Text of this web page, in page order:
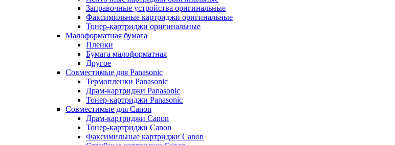
Заправочные устройства оригинальные
Факсимильные картриджи оригинальные
Тонер-картриджи оригинальные
Малоформатная бумага
Пленки
Бумага малоформатная
Другое
Совместимые для Panasonic
Термопленки Panasonic
Драм-картриджи Panasonic
Тонер-картриджи Panasonic
Совместимые для Canon
Драм-картриджи Canon
Тонер-картриджи Canon
Факсимильные картриджи Canon